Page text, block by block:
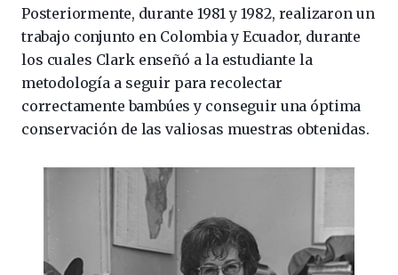
Posteriormente, durante 1981 y 1982, realizaron un
trabajo conjunto en Colombia y Ecuador, durante
los cuales Clark enseñó a la estudiante la
metodología a seguir para recolectar
correctamente bambúes y conseguir una óptima
conservación de las valiosas muestras obtenidas.